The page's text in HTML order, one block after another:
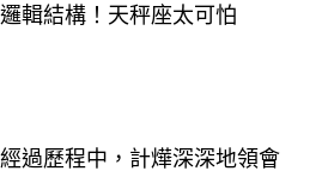
輯結構！天秤座太可怕
歷程中，計燁深深地領會